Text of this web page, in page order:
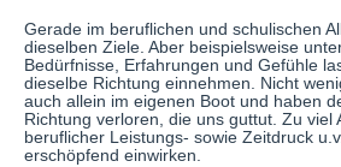
Gerade im beruflichen und schulischen
dieselben Ziele. Aber beispielsweise
Bedürfnisse, Erfahrungen und Gefühle
dieselbe Richtung einnehmen. Nicht
auch allein im eigenen Boot und haben
Richtung verloren, die uns guttut. Zu viel
beruflicher Leistungs- sowie Zeitdruck
erschöpfend einwirken.